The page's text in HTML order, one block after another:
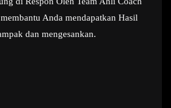
Anda mendapatkan Hasil
dan mengesankan.